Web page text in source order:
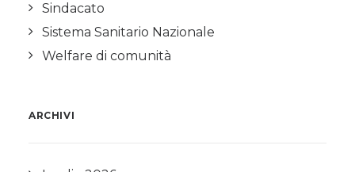
Sindacato
Sistema Sanitario Nazionale
Welfare di comunità
ARCHIVI